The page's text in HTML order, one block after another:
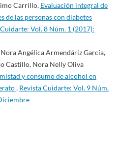
Carrillo, Evaluación integral de
de las personas con diabetes
Vol. 8 Núm. 1 (2017):
Angélica Armendáriz García,
Castillo, Nora Nelly Oliva
y consumo de alcohol en
, Revista Cuidarte: Vol. 9 Núm.